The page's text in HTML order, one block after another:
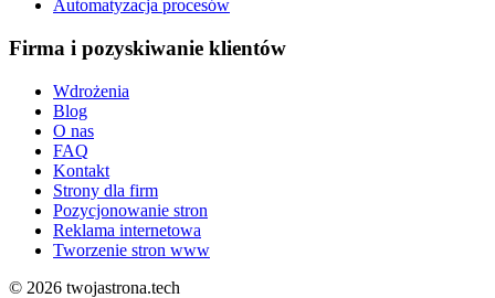
Automatyzacja procesów
Firma i pozyskiwanie klientów
Wdrożenia
Blog
O nas
FAQ
Kontakt
Strony dla firm
Pozycjonowanie stron
Reklama internetowa
Tworzenie stron www
© 2026 twojastrona.tech